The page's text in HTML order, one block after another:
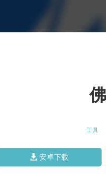
工具
安卓下载